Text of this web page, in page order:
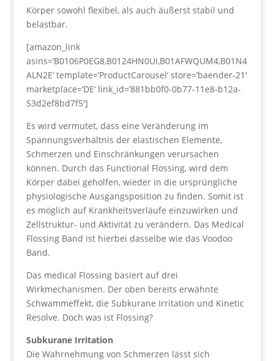
Körper sowohl flexibel, als auch äußerst stabil und
belastbar.
[amazon_link
asins=’B0106P0EG8,B0124HN0UI,B01AFWQUM4,B01N4
ALN2E‘ template=’ProductCarousel‘ store=’baender-21′
marketplace=’DE‘ link_id=’881bb0f0-0b77-11e8-b12a-
53d2ef8bd7f5′]
Es wird vermutet, dass eine Veränderung im
Spannungsverhältnis der elastischen Elemente,
Schmerzen und Einschränkungen verursachen
können. Durch das Functional Flossing, wird dem
Körper dabei geholfen, wieder in die ursprüngliche
physiologische Ausgangsposition zu finden. Somit ist
es möglich auf Krankheitsverläufe einzuwirken und
Zellstruktur- und Aktivität zu verändern. Das Medical
Flossing Band ist hierbei dasselbe wie das Voodoo
Band.
Das medical Flossing basiert auf drei
Wirkmechanismen. Der oben bereits erwähnte
Schwammeffekt, die Subkurane Irritation und Kinetic
Resolve. Doch was ist Flossing?
Subkurane Irritation
Die Wahrnehmung von Schmerzen lässt sich